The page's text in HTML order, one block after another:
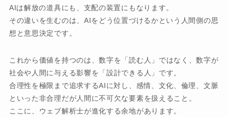
AIは解放の道具にも、支配の装置にもなります。
その違いを生むのは、AIをどう位置づけるかという人間側の思
想と意思決定です。
これから価値を持つのは、数字を「読む人」ではなく、数字が
社会や人間に与える影響を「設計できる人」です。
合理性を極限まで追求するAIに対し、感情、文化、倫理、文脈
といった非合理だが人間に不可欠な要素を扱えること。
ここに、ウェブ解析士が進化する余地があります。